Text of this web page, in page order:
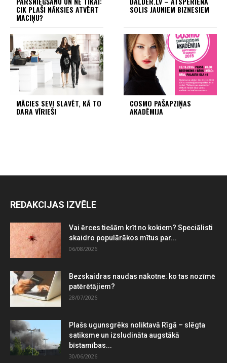
CIK PLAŠI NĀKSIES ATVĒRT
MACIŅU?
SOLIS JAUNIEM BIZNESIEM
MĀCIES SEVI SLAVĒT, KĀ TO
DARA VĪRIEŠI
COSMO PAŠAPZIŅAS
AKADĒMIJA
REDAKCIJAS IZVĒLE
Vai ērces tiešām krīt no kokiem? Speciālisti
skaidro populārākos mītus par...
06/08/2026
Bezskaidras naudas nākotne: ko tas nozīmē
patērētājiem?
28/07/2026
Plašs ugunsgrēks noliktavā Rīgā – slēgta
satiksme un izsludināta augstākā
bīstamības...
30/06/2026